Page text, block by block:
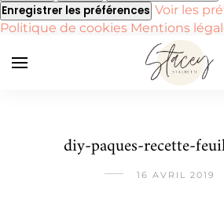
Enregistrer les préférences Voir les
Politique de cookies Mentions
diy-paques-recette-
16 AVRIL 2019